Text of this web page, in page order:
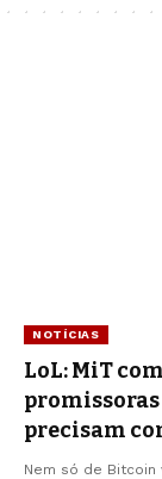
NOTÍCIAS
LoL: MiT
promissoras
precisam
Nem só de